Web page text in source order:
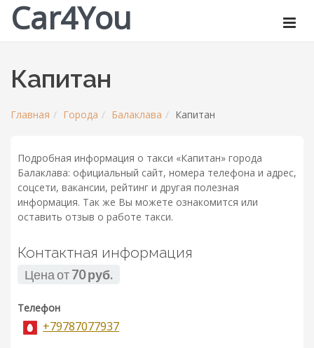
Car4You
Капитан
Главная Города Балаклава Капитан
Подробная информация о такси «Капитан» города
Балаклава: официальный сайт, номера телефона и адрес,
соцсети, вакансии, рейтинг и другая полезная
информация. Так же Вы можете ознакомится или
оставить отзыв о работе такси.
Контактная информация
Цена от70 руб.
Телефон
+79787077937